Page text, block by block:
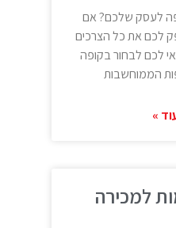
לעסק שלכם? אם
לכם את כל הצרכים
לכם לבחור בקופה
הממוחשבות
»
למכירה